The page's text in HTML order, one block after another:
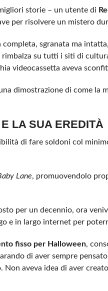
storie – un utente di
per risolvere un mistero
sgranata ma
su tutti i siti di
videocassetta aveva
dimostrazione di come la
LA SUA EREDITÀ
di fare soldoni col
Lane, promuovendolo
per un decennio, ora
e in largo internet per
fisso per Halloween,
di aver sempre
aveva idea di aver